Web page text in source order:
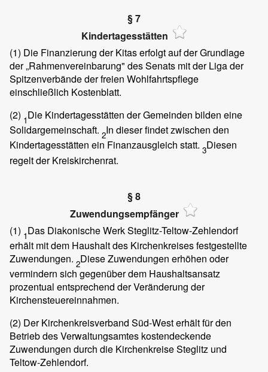
§ 7
Kindertagesstätten
(1) Die Finanzierung der Kitas erfolgt auf der Grundlage
der „Rahmenvereinbarung" des Senats mit der Liga der
Spitzenverbände der freien Wohlfahrtspflege
einschließlich Kostenblatt.
(2) 1Die Kindertagesstätten der Gemeinden bilden eine
Solidargemeinschaft. 2In dieser findet zwischen den
Kindertagesstätten ein Finanzausgleich statt. 3Diesen
regelt der Kreiskirchenrat.
§ 8
Zuwendungsempfänger
(1) 1Das Diakonische Werk Steglitz-Teltow-Zehlendorf
erhält mit dem Haushalt des Kirchenkreises festgestellte
Zuwendungen. 2Diese Zuwendungen erhöhen oder
vermindern sich gegenüber dem Haushaltsansatz
prozentual entsprechend der Veränderung der
Kirchensteuereinnahmen.
(2) Der Kirchenkreisverband Süd-West erhält für den
Betrieb des Verwaltungsamtes kostendeckende
Zuwendungen durch die Kirchenkreise Steglitz und
Teltow-Zehlendorf.